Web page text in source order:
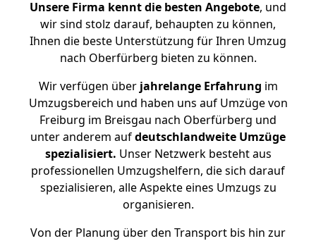
Unsere Firma kennt die besten Angebote, und
wir sind stolz darauf, behaupten zu können,
Ihnen die beste Unterstützung für Ihren Umzug
nach Oberfürberg bieten zu können.
Wir verfügen überjahrelange Erfahrung im
Umzugsbereich und haben uns auf Umzüge von
Freiburg im Breisgau nach Oberfürberg und
unter anderem aufdeutschlandweite Umzüge
spezialisiert. Unser Netzwerk besteht aus
professionellen Umzugshelfern, die sich darauf
spezialisieren, alle Aspekte eines Umzugs zu
organisieren.
Von der Planung über den Transport bis hin zur